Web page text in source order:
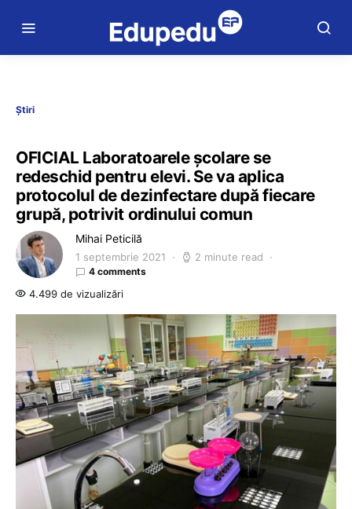
Știri
OFICIAL Laboratoarele școlare se
redeschid pentru elevi. Se va aplica
protocolul de dezinfectare după fiecare
grupă, potrivit ordinului comun
Mihai Peticilă
1 septembrie 2021 2 minute read
4 comments
4.499 de vizualizări